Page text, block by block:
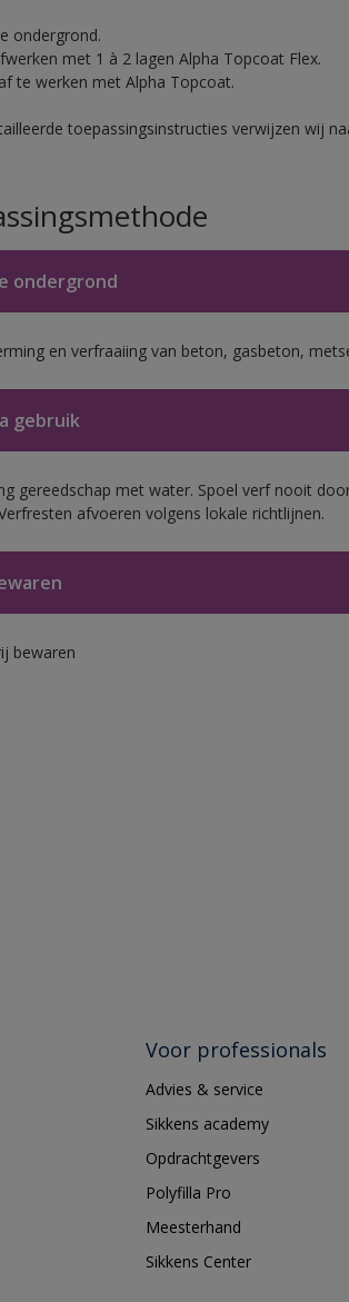
ondergrond.
met 1 à 2 lagen Alpha Topcoat Flex.
te werken met Alpha Topcoat.
toepassingsinstructies verwijzen wij
ondergrond
en verfraaiing van beton, gasbeton,
gebruik
gereedschap met water. Spoel verf nooit
afvoeren volgens lokale richtlijnen.
bewaren
Voor professionals
Advies & service
Sikkens academy
Opdrachtgevers
Polyfilla Pro
Meesterhand
Sikkens Center